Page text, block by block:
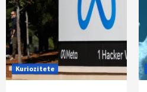
Kuriozitete